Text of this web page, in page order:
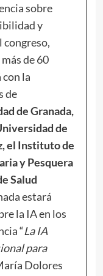
sobre
y
congreso,
de 60
la
de
de Granada,
de
el Instituto de
y Pesquera
Salud
estará
la IA en los
“La IA
para
Dolores